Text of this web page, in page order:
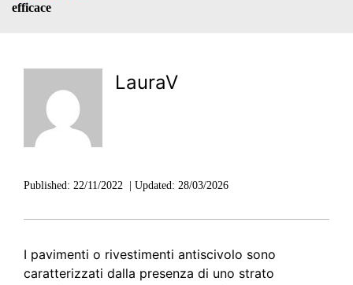
SCOPRI RUBI
efficace
LauraV
Published: 22/11/2022 Updated: 28/03/2026
I pavimenti o rivestimenti antiscivolo sono
caratterizzati dalla presenza di uno strato